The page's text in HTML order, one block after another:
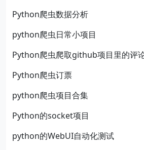
Python爬虫数据分析
python爬虫日常小项目
Python爬虫爬取github项目里的评
Python爬虫订票
python爬虫项目合集
Python的socket项目
python的WebUI自动化测试